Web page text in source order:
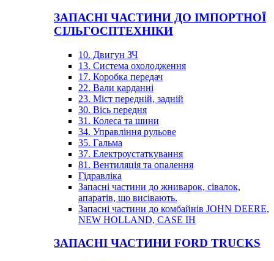
ЗАПАСНІ ЧАСТИНИ ДО ІМПОРТНОЇ
СІЛЬГОСПТЕХНІКИ
10. Двигун ЗЧ
13. Система охолодження
17. Коробка передач
22. Вали карданні
23. Міст передній, задній
30. Вісь передня
31. Колеса та шини
34. Управління рульове
35. Гальма
37. Електроустаткування
81. Вентиляція та опалення
Гідравліка
Запасні частини до жниварок, сівалок,
апаратів, що висівають.
Запасні частини до комбайнів JOHN DEERE,
NEW HOLLAND, CASE IH
ЗАПАСНІ ЧАСТИНИ FORD TRUCKS